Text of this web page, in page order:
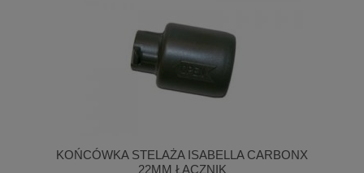
KOŃCÓWKA STELAŻA ISABELLA CARBONX
22MM ŁĄCZNIK